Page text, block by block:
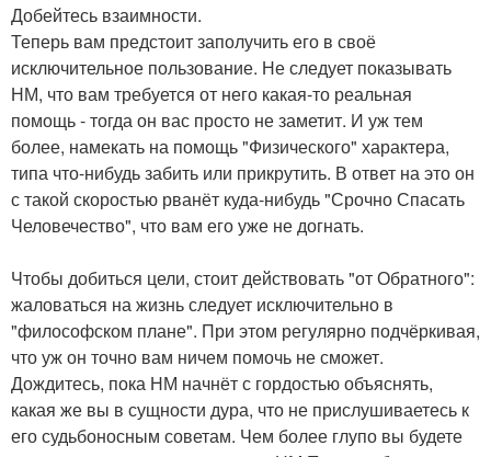
Добейтесь взаимности.
Теперь вам предстоит заполучить его в своё
исключительное пользование. Не следует показывать
НМ, что вам требуется от него какая-то реальная
помощь - тогда он вас просто не заметит. И уж тем
более, намекать на помощь "Физического" характера,
типа что-нибудь забить или прикрутить. В ответ на это он
с такой скоростью рванёт куда-нибудь "Срочно Спасать
Человечество", что вам его уже не догнать.
Чтобы добиться цели, стоит действовать "от Обратного":
жаловаться на жизнь следует исключительно в
"философском плане". При этом регулярно подчёркивая,
что уж он точно вам ничем помочь не сможет.
Дождитесь, пока НМ начнёт с гордостью объяснять,
какая же вы в сущности дура, что не прислушиваетесь к
его судьбоносным советам. Чем более глупо вы будете